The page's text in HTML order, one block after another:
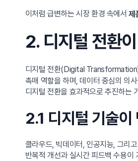
이처럼 급변하는 시장 환경 속에서제
2. 디지털 전환
디지털 전환(Digital Transformation)
촉매 역할을 하며, 데이터 중심의 의
디지털 전환을 효과적으로 추진하는
2.1 디지털 기술이
클라우드, 빅데이터, 인공지능, 그리
반복적 개선과 실시간 피드백 수용이